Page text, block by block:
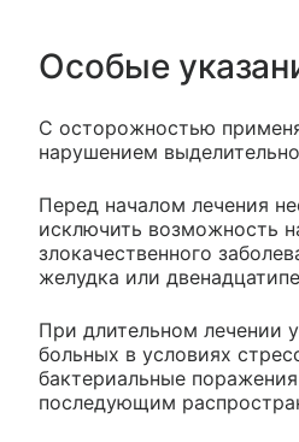
Особые
С осторожностью
нарушением
Перед началом лечения
исключить возможность
злокачественного
желудка или
При длительном лечении
больных в условиях
бактериальные
последующим